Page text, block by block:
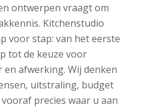
ontwerpen vraagt om
Kitchenstudio
voor stap: van het eerste
tot de keuze voor
afwerking. Wij denken
uitstraling, budget
precies waar u aan